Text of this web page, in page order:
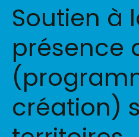
Soutien à
présence
création)